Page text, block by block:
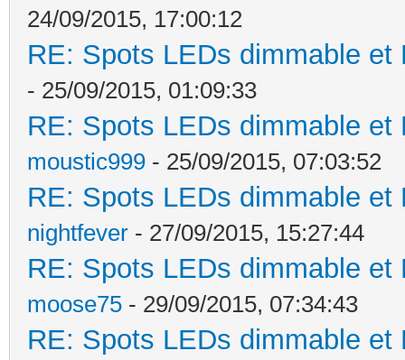
24/09/2015, 17:00:12
RE: Spots LEDs dimmable
- 25/09/2015, 01:09:33
RE: Spots LEDs dimmable
moustic999 - 25/09/2015, 07:03:52
RE: Spots LEDs dimmable
nightfever - 27/09/2015, 15:27:44
RE: Spots LEDs dimmable
moose75 - 29/09/2015, 07:34:43
RE: Spots LEDs dimmable